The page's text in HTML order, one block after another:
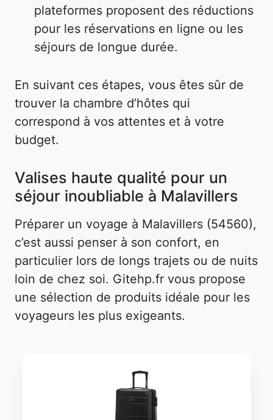
plateformes proposent des réductions
pour les réservations en ligne ou les
séjours de longue durée.
En suivant ces étapes, vous êtes sûr de
trouver la chambre d’hôtes qui
correspond à vos attentes et à votre
budget.
Valises haute qualité pour un
séjour inoubliable à Malavillers
Préparer un voyage à Malavillers (54560),
c’est aussi penser à son confort, en
particulier lors de longs trajets ou de nuits
loin de chez soi. Gitehp.fr vous propose
une sélection de produits idéale pour les
voyageurs les plus exigeants.